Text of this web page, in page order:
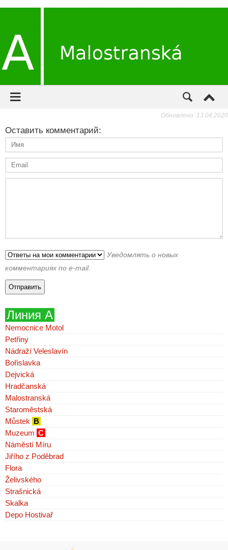
Обновлено: 13.04.2020
Оставить комментарий:
Уведомлять о новых
комментариях по e-mail.
Линия А
Nemocnice Motol
Petřiny
Nádraží Veleslavín
Bořislavka
Dejvická
Hradčanská
Malostranská
Staroměstská
Můstek B
Muzeum C
Náměstí Míru
Jiřího z Poděbrad
Flora
Želivského
Strašnická
Skalka
Depo Hostivař